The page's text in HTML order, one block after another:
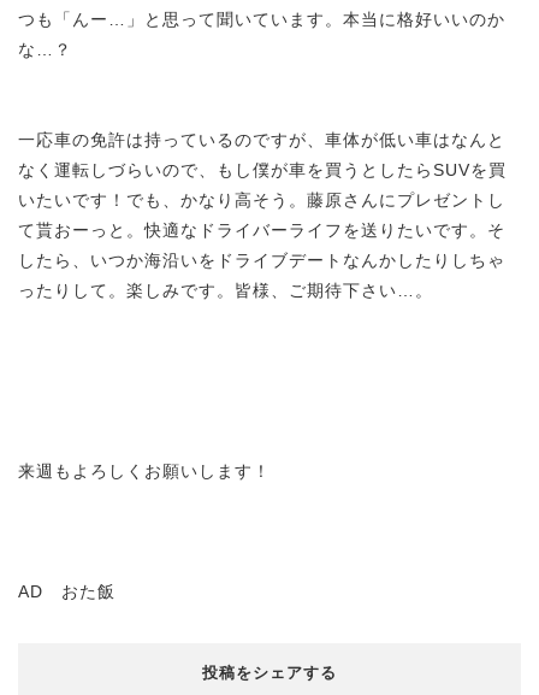
つも「んー…」と思って聞いています。本当に格好いいのか
な…？
一応車の免許は持っているのですが、車体が低い車はなんと
なく運転しづらいので、もし僕が車を買うとしたらSUVを買
いたいです！でも、かなり高そう。藤原さんにプレゼントし
て貰おーっと。快適なドライバーライフを送りたいです。そ
したら、いつか海沿いをドライブデートなんかしたりしちゃ
ったりして。楽しみです。皆様、ご期待下さい…。
来週もよろしくお願いします！
AD おた飯
投稿をシェアする